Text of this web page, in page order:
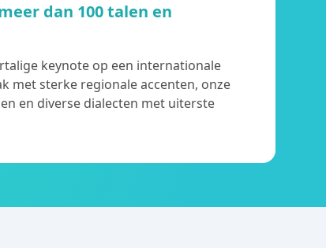
dan 100 talen en
keynote op een internationale
met sterke regionale accenten, onze
en diverse dialecten met uiterste